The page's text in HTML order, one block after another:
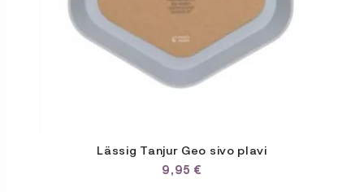
Lässig Tanjur Geo sivo plavi
9,95 €